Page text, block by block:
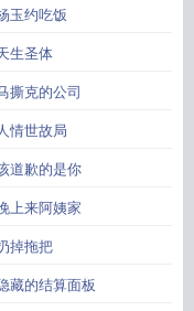
玉约吃饭
生圣体
撕克的公司
情世故局
道歉的是你
上来阿姨家
掉拖把
藏的结算面板